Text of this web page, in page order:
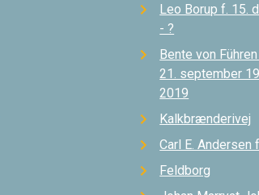
Leo Borup f. 15.
- ?
Bente von
21. september
2019
Kalkbrænderivej
Carl E. Andersen
Feldborg